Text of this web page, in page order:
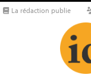
La rédaction publie